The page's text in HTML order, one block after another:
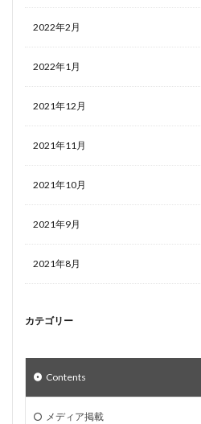
2022年2月
2022年1月
2021年12月
2021年11月
2021年10月
2021年9月
2021年8月
カテゴリー
Contents
メディア掲載